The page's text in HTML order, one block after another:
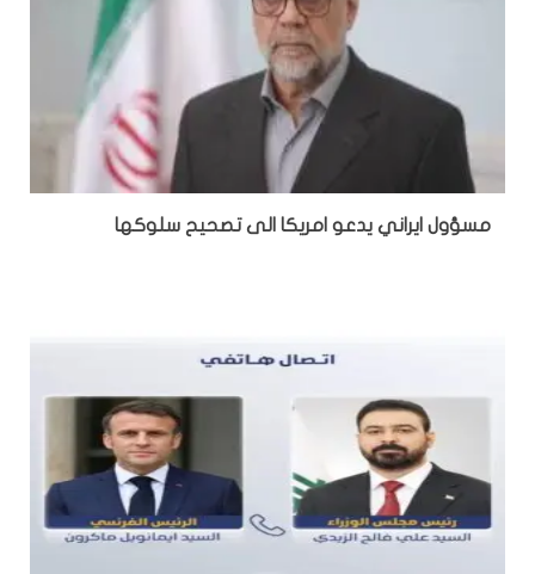
مسؤول ايراني يدعو امريكا الى تصحيح سلوكها